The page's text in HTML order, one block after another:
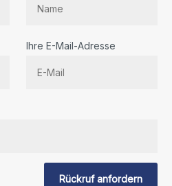
Ihre E-Mail-Adresse
Rückruf anfordern